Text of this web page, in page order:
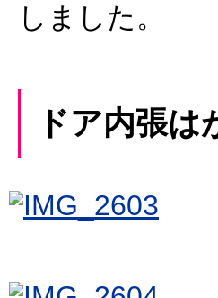
しました。
ドア内張は